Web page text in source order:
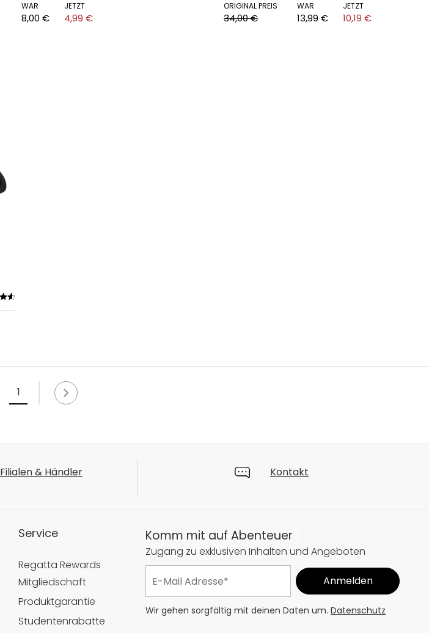
WAR
8,00 €
JETZT
4,99 €
ORIGINAL PREIS
34,00 €
WAR
13,99 €
JETZT
10,19 €
1
Filialen & Händler Kontakt
Service
Regatta Rewards
Mitgliedschaft
Produktgarantie
Studentenrabatte
Komm mit auf Abenteuer
Zugang zu exklusiven Inhalten und Angeboten
Wir gehen sorgfältig mit deinen Daten um. Datenschutz